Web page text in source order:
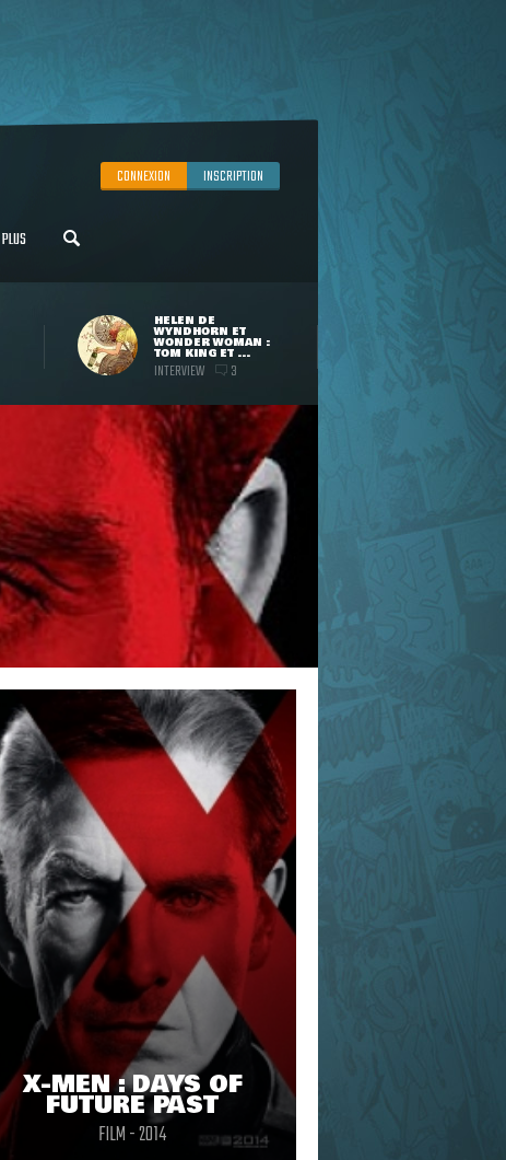
CONNEXION INSCRIPTION
PLUS
HELEN DE
WYNDHORN ET
WONDER WOMAN :
TOM KING ET ...
INTERVIEW 3
X-MEN : DAYS OF
FUTURE PAST
FILM - 2014